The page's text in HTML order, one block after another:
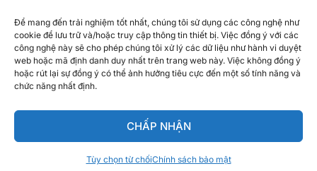
Để mang đến trải nghiệm tốt nhất, chúng tôi sử dụng các công nghệ như
cookie để lưu trữ và/hoặc truy cập thông tin thiết bị. Việc đồng ý với các
công nghệ này sẽ cho phép chúng tôi xử lý các dữ liệu như hành vi duyệt
web hoặc mã định danh duy nhất trên trang web này. Việc không đồng ý
hoặc rút lại sự đồng ý có thể ảnh hưởng tiêu cực đến một số tính năng và
chức năng nhất định.
CHẤP NHẬN
Tùy chọn từ chốiChính sách bảo mật
MỸ
Dubai
México
España
Ireland
Ba Lan
Úc
S. Châu Phi
Tìm đội ngũ tại địa phương của bạn →
Tiếng Việt